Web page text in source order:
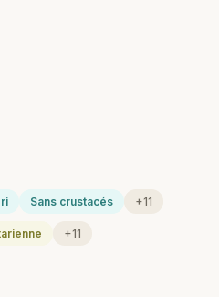
Sans crustacés +11
+11